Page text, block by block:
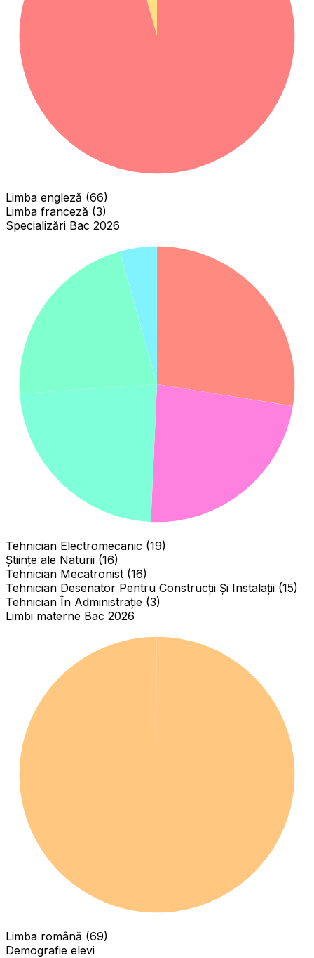
Limba engleză (66)
Limba franceză (3)
Specializări Bac 2026
Tehnician Electromecanic (19)
Științe ale Naturii (16)
Tehnician Mecatronist (16)
Tehnician Desenator Pentru Construcții Și Instalații (15)
Tehnician În Administrație (3)
Limbi materne Bac 2026
Limba română (69)
Demografie elevi